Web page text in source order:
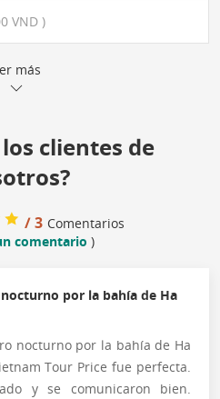
VND )
más
clientes de
/ 3 Comentarios
comentario )
por la bahía de Ha
nocturno por la bahía de Ha
Tour Price fue perfecta.
y se comunicaron bien.